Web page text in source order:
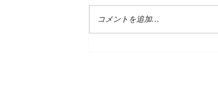
海水浴場遊泳状況
コメントを追加…